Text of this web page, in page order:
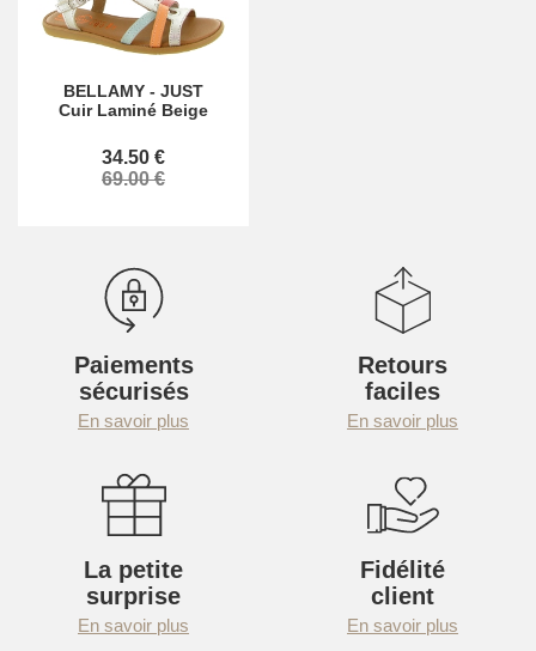
BELLAMY - JUST
Cuir Laminé Beige
34.50 €
69.00 €
Paiements
sécurisés
En savoir plus
Retours
faciles
En savoir plus
La petite
surprise
En savoir plus
Fidélité
client
En savoir plus